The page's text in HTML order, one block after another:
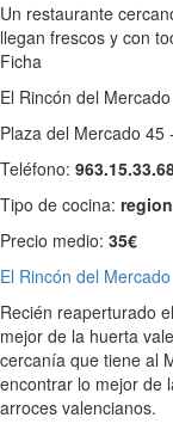
Un restaurante
llegan frescos y con
Ficha
El Rincón del Mercado
Plaza del Mercado 45
Teléfono:
Tipo de cocina:
Precio medio: 35€
El Rincón del Mercado
Recién reaperturado
mejor de la huerta
cercanía que tiene al
encontrar lo mejor de
arroces valencianos.